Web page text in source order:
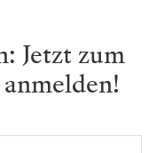
Jetzt zum